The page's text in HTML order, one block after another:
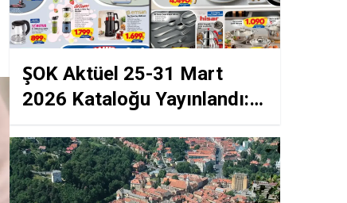
ŞOK Aktüel 25-31 Mart
2026 Kataloğu Yayınlandı:
Yemek Takımı ve
Tencerelerde 'Şok' Fiyatlar!